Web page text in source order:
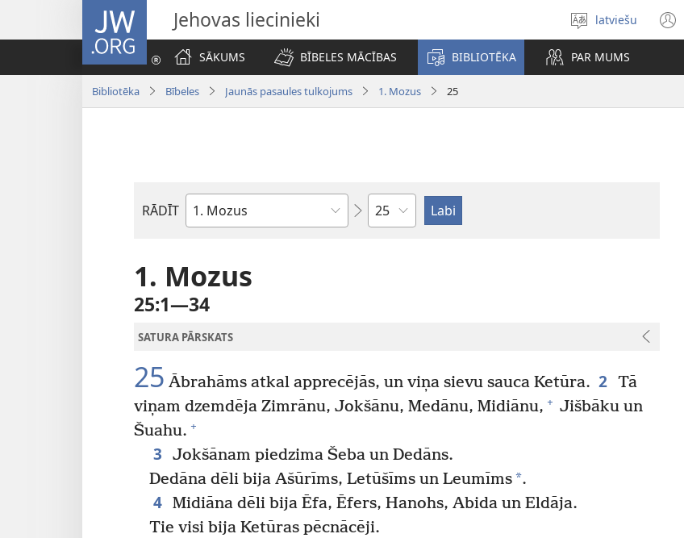
JW.ORG Jehovas liecinieki
Izvēlieties
valodu
latviešu
SĀKUMS
BĪBELES MĀCĪBAS BIBLIOTĒKA PAR MUMS
Bibliotēka Bībeles Jaunās pasaules tulkojums 1. Mozus 25
RĀDĪT
Pēc
Pēc
nodaļām
1. Mozus
25:1—34
SATURA PĀRSKATS
25 Ābrahāms atkal apprecējās, un viņa sievu sauca Ketūra. 2 Tā
viņam dzemdēja Zimrānu, Jokšānu, Medānu, Midiānu, + Jišbāku un
Šuahu. +
3
Jokšānam piedzima Šeba un Dedāns.
Dedāna dēli bija Ašūrīms, Letūšīms un Leumīms*.
4 Midiāna dēli bija Ēfa, Ēfers, Hanohs, Abida un Eldāja.
Tie visi bija Ketūras pēcnācēji.